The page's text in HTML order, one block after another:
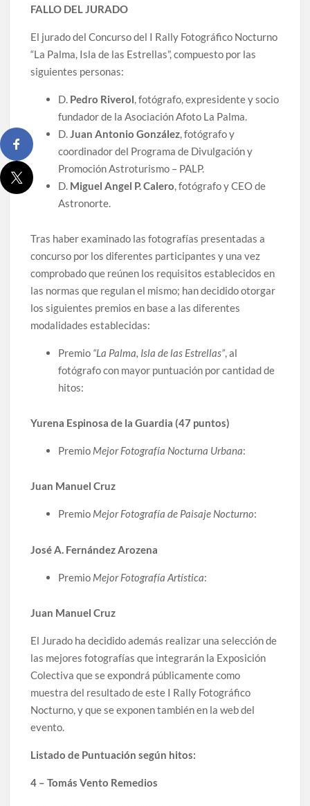
FALLO DEL JURADO
El jurado del Concurso del I Rally Fotográfico Nocturno
“La Palma, Isla de las Estrellas”, compuesto por las
siguientes personas:
D. Pedro Riverol, fotógrafo, expresidente y socio
fundador de la Asociación Afoto La Palma.
D.Juan Antonio González, fotógrafo y
coordinador del Programa de Divulgación y
Promoción Astroturismo – PALP.
D. Miguel Angel P. Calero, fotógrafo y CEO de
Astronorte.
Tras haber examinado las fotografías presentadas a
concurso por los diferentes participantes y una vez
comprobado que reúnen los requisitos establecidos en
las normas que regulan el mismo; han decidido otorgar
los siguientes premios en base a las diferentes
modalidades establecidas:
Premio “La Palma, Isla de las Estrellas”, al
fotógrafo con mayor puntuación por cantidad de
hitos:
Yurena Espinosa de la Guardia (47 puntos)
Premio Mejor Fotografía Nocturna Urbana:
Juan Manuel Cruz
Premio Mejor Fotografía de Paisaje Nocturno:
José A. Fernández Arozena
Premio Mejor Fotografía Artística:
Juan Manuel Cruz
El Jurado ha decidido además realizar una selección de
las mejores fotografías que integrarán la Exposición
Colectiva que se expondrá públicamente como
muestra del resultado de este I Rally Fotográfico
Nocturno, y que se exponen también en la web del
evento.
Listado de Puntuación según hitos:
4 – Tomás Vento Remedios